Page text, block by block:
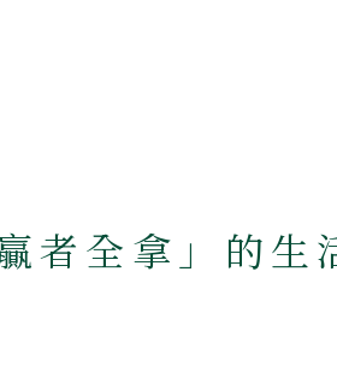
者全拿」的生